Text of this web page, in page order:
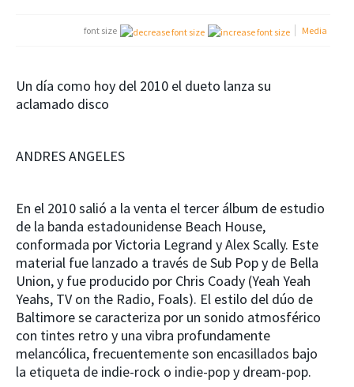
font size Media
Un día como hoy del 2010 el dueto lanza su
aclamado disco
ANDRES ANGELES
En el 2010 salió a la venta el tercer álbum de estudio
de la banda estadounidense Beach House,
conformada por Victoria Legrand y Alex Scally. Este
material fue lanzado a través de Sub Pop y de Bella
Union, y fue producido por Chris Coady (Yeah Yeah
Yeahs, TV on the Radio, Foals). El estilo del dúo de
Baltimore se caracteriza por un sonido atmosférico
con tintes retro y una vibra profundamente
melancólica, frecuentemente son encasillados bajo
la etiqueta de indie-rock o indie-pop y dream-pop.